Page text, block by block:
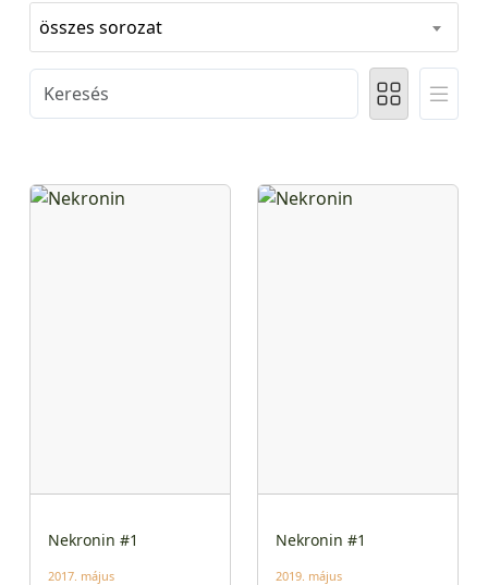
összes sorozat
Nekronin #1
2017. május
Nekronin #1
2019. május